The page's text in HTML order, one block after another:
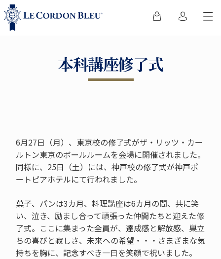
本科講座修了式
6月27日（月）、東京校の修了式がザ・リッツ・カー
ルトン東京のボールルームを会場に開催されました。
同様に、25日（土）には、神戸校の修了式が神戸ポ
ートピアホテルにて行われました。
菓子、パンは3カ月、料理講座は6カ月の間、共に笑
い、泣き、励まし合って頑張った仲間たちと迎えた修
了式。ここに集まった全員が、達成感と解放感、巣立
ちの喜びと寂しさ、未来への希望・・・さまざまな気
持ちを胸に、記念すべき一日を笑顔で祝いました。